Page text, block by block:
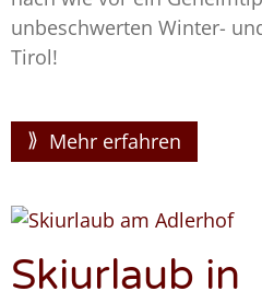
unbeschwerten Winter-
Tirol!
Mehr erfahren
Skiurlaub in